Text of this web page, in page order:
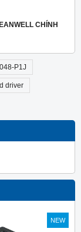
CHÍNH
P1J
driver
NEW